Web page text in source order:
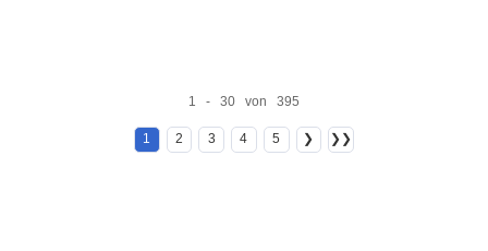
1 - 30 von 395
1 2 3 4 5 ❯ ❯❯